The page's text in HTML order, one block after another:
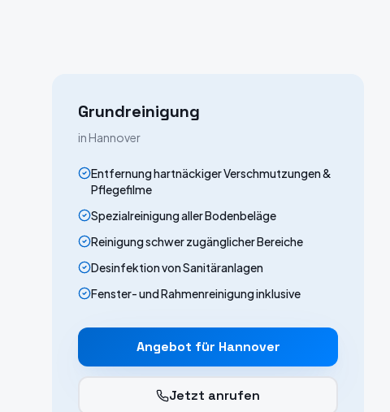
Grundreinigung
in Hannover
Entfernung hartnäckiger Verschmutzungen &
Pflegefilme
Spezialreinigung aller Bodenbeläge
Reinigung schwer zugänglicher Bereiche
Desinfektion von Sanitäranlagen
Fenster- und Rahmenreinigung inklusive
Angebot für Hannover
Jetzt anrufen